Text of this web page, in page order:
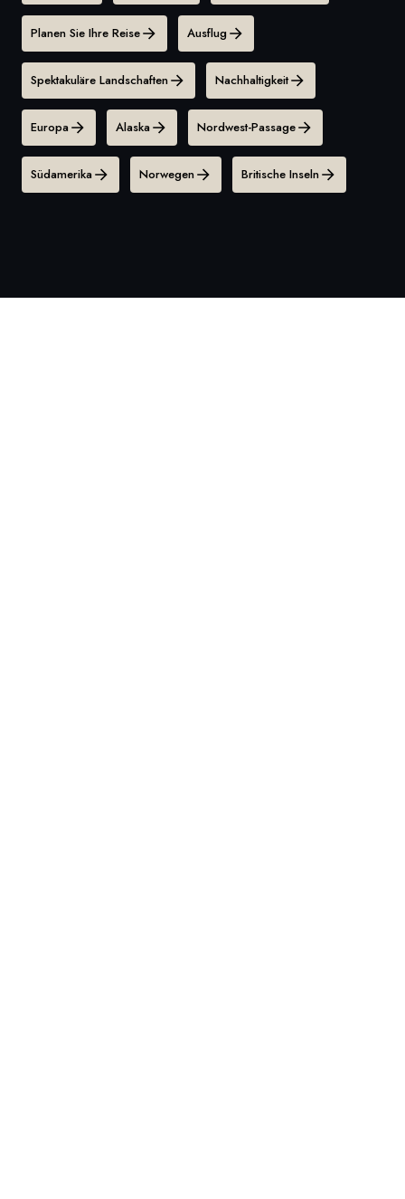
Planen Sie Ihre Reise Ausflug
Spektakuläre Landschaften Nachhaltigkeit
Europa Alaska Nordwest-Passage
Südamerika Norwegen Britische Inseln